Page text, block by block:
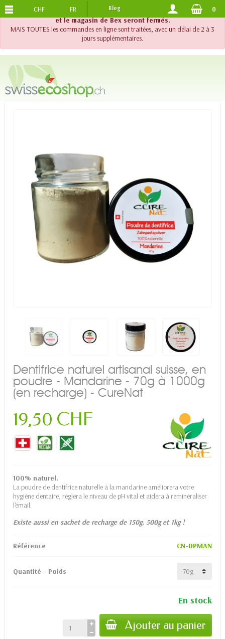
!! Important !! Jusqu'au 20 août 2026, le support téléphonique
et le magasin de Bex seront fermés.
MAIS TOUTES les commandes en ligne sont traitées, avec un délai de 2 à 3
jours supplémentaires.
PORTS OFFERTS DES 120.-
CHF FR Blog 0
Dentifrice naturel artisanal suisse, en
poudre - Mandarine - 70g à 1000g
(en recharge) - CureNat
19,50 CHF
100% naturel.
La poudre de dentifrice naturelle à la mandarine améliorera votre
hygiène dentaire, réglera le niveau de pH vital et aidera à reminéraliser
l'émail.
Existe aussi en sachet de recharge de 150g, 500g et 1kg !
Référence CN-DPMAN
Quantité - Poids
En stock
Ajouter au panier